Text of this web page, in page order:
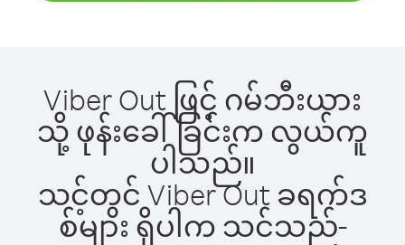
Viber Out ဖြင့် ဂမ်ဘီးယား
သို့ ဖုန်းခေါ်ခြင်းက လွယ်ကူ
ပါသည်။
သင့်တွင် Viber Out ခရက်ဒ
စ်များ ရှိပါက သင်သည်-